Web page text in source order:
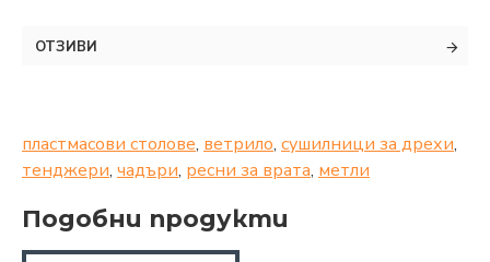
ОТЗИВИ
пластмасови столове, ветрило, сушилници за дрехи,
тенджери, чадъри, ресни за врата, метли
Подобни продукти